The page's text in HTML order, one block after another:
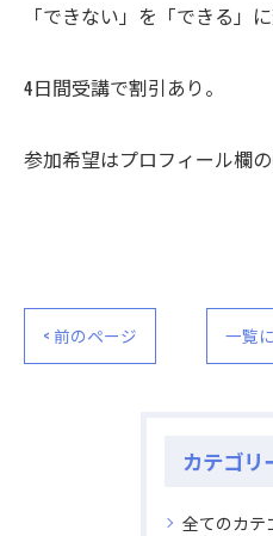
「できない」を「できる」
4日間受講で割引あり。
参加希望はプロフィール欄の
< 前のページ 一覧
カテゴリ
全てのカテ